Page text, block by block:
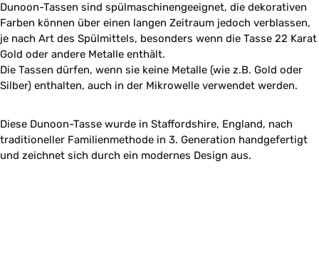
Dunoon-Tassen sind spülmaschinengeeignet, die dekorativen
Farben können über einen langen Zeitraum jedoch verblassen,
je nach Art des Spülmittels, besonders wenn die Tasse 22 Karat
Gold oder andere Metalle enthält.
Die Tassen dürfen, wenn sie keine Metalle (wie z.B. Gold oder
Silber) enthalten, auch in der Mikrowelle verwendet werden.
Diese Dunoon-Tasse wurde in Staffordshire, England, nach
traditioneller Familienmethode in 3. Generation handgefertigt
und zeichnet sich durch ein modernes Design aus.